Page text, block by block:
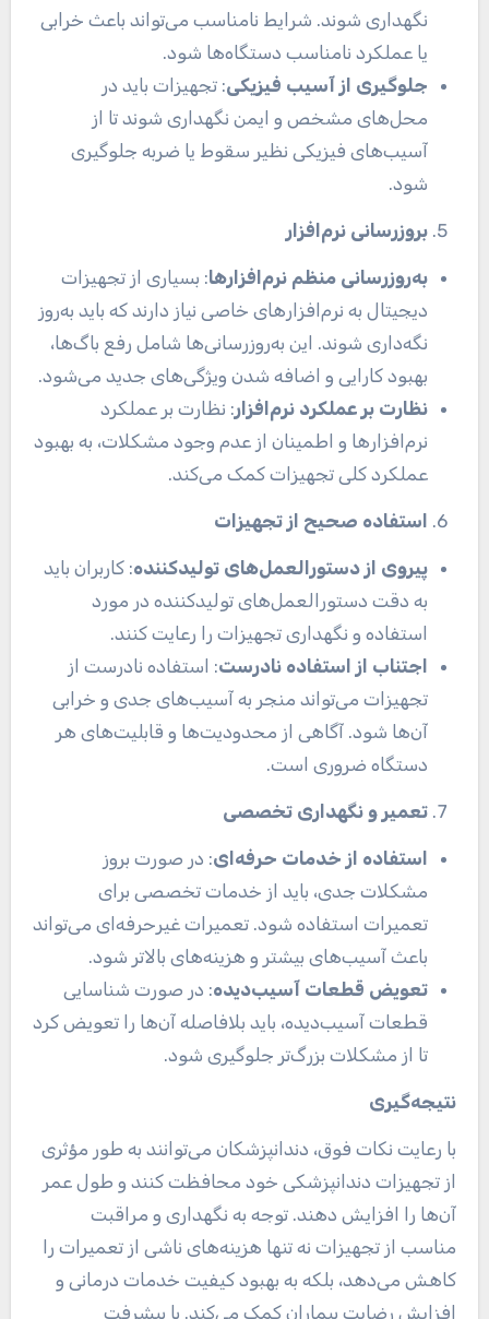
نگهداری شوند. شرایط نامناسب می‌تواند باعث خرابی
یا عملکرد نامناسب دستگاه‌ها شود.
جلوگیری از آسیب فیزیکی: تجهیزات باید در
محل‌های مشخص و ایمن نگهداری شوند تا از
آسیب‌های فیزیکی نظیر سقوط یا ضربه جلوگیری
شود.
بروزرسانی نرم‌افزار
به‌روزرسانی منظم نرم‌افزارها: بسیاری از تجهیزات
دیجیتال به نرم‌افزارهای خاصی نیاز دارند که باید به‌روز
نگه‌داری شوند. این به‌روزرسانی‌ها شامل رفع باگ‌ها،
بهبود کارایی و اضافه شدن ویژگی‌های جدید می‌شود.
نظارت بر عملکرد نرم‌افزار: نظارت بر عملکرد
نرم‌افزارها و اطمینان از عدم وجود مشکلات، به بهبود
عملکرد کلی تجهیزات کمک می‌کند.
استفاده صحیح از تجهیزات
پیروی از دستورالعمل‌های تولیدکننده: کاربران باید
به دقت دستورالعمل‌های تولیدکننده در مورد
استفاده و نگهداری تجهیزات را رعایت کنند.
اجتناب از استفاده نادرست: استفاده نادرست از
تجهیزات می‌تواند منجر به آسیب‌های جدی و خرابی
آن‌ها شود. آگاهی از محدودیت‌ها و قابلیت‌های هر
دستگاه ضروری است.
تعمیر و نگهداری تخصصی
استفاده از خدمات حرفه‌ای: در صورت بروز
مشکلات جدی، باید از خدمات تخصصی برای
تعمیرات استفاده شود. تعمیرات غیرحرفه‌ای می‌تواند
باعث آسیب‌های بیشتر و هزینه‌های بالاتر شود.
تعویض قطعات آسیب‌دیده: در صورت شناسایی
قطعات آسیب‌دیده، باید بلافاصله آن‌ها را تعویض کرد
تا از مشکلات بزرگ‌تر جلوگیری شود.
نتیجه‌گیری
با رعایت نکات فوق، دندانپزشکان می‌توانند به طور مؤثری
از تجهیزات دندانپزشکی خود محافظت کنند و طول عمر
آن‌ها را افزایش دهند. توجه به نگهداری و مراقبت
مناسب از تجهیزات نه تنها هزینه‌های ناشی از تعمیرات را
کاهش می‌دهد، بلکه به بهبود کیفیت خدمات درمانی و
افزایش رضایت بیماران کمک می‌کند. با پیشرفت